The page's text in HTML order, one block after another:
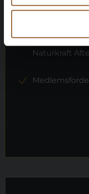
1 person
Kan benyttes
Naturkraft